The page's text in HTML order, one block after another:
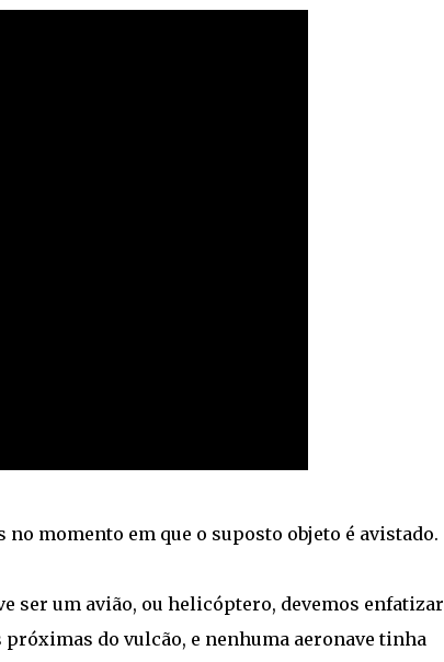
momento em que o suposto objeto é avistado.
ser um avião, ou helicóptero, devemos enfatizar
do vulcão, e nenhuma aeronave tinha